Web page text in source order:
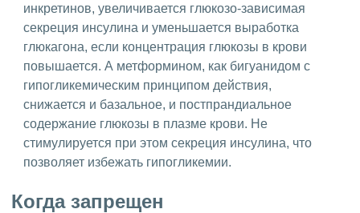
инкретинов, увеличивается глюкозо-зависимая
секреция инсулина и уменьшается выработка
глюкагона, если концентрация глюкозы в крови
повышается. А метформином, как бигуанидом с
гипогликемическим принципом действия,
снижается и базальное, и постпрандиальное
содержание глюкозы в плазме крови. Не
стимулируется при этом секреция инсулина, что
позволяет избежать гипогликемии.
Когда запрещен